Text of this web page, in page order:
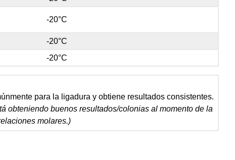
-20°C
-20°C
-20°C
para la ligadura y obtiene resultados consistentes.
obteniendo buenos resultados/colonias al momento de la
molares.)